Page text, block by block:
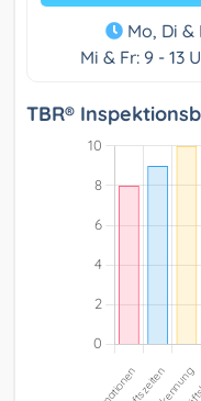
Mo, Di &
Mi & Fr: 9 - 13
TBR®